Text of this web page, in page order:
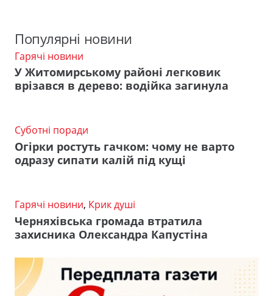
Популярні новини
Гарячі новини
У Житомирському районі легковик
врізався в дерево: водійка загинула
Суботні поради
Огірки ростуть гачком: чому не варто
одразу сипати калій під кущі
Гарячі новини, Крик душі
Черняхівська громада втратила
захисника Олександра Капустіна